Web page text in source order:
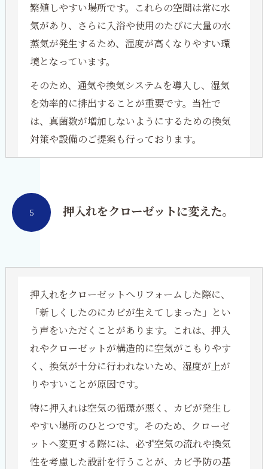
繁殖しやすい場所です。これらの空間は常に水
気があり、さらに入浴や使用のたびに大量の水
蒸気が発生するため、湿度が高くなりやすい環
境となっています。
そのため、通気や換気システムを導入し、湿気
を効率的に排出することが重要です。当社で
は、真菌数が増加しないようにするための換気
対策や設備のご提案も行っております。
押入れをクローゼットに変えた。
5
押入れをクローゼットへリフォームした際に、
「新しくしたのにカビが生えてしまった」とい
う声をいただくことがあります。これは、押入
れやクローゼットが構造的に空気がこもりやす
く、換気が十分に行われないため、湿度が上が
りやすいことが原因です。
特に押入れは空気の循環が悪く、カビが発生し
やすい場所のひとつです。そのため、クローゼ
ットへ変更する際には、必ず空気の流れや換気
性を考慮した設計を行うことが、カビ予防の基